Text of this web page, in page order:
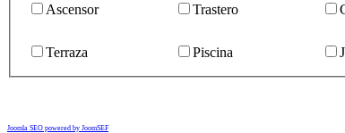
Ascensor
Trastero
Terraza
Piscina
Joomla SEO powered by JoomSEF